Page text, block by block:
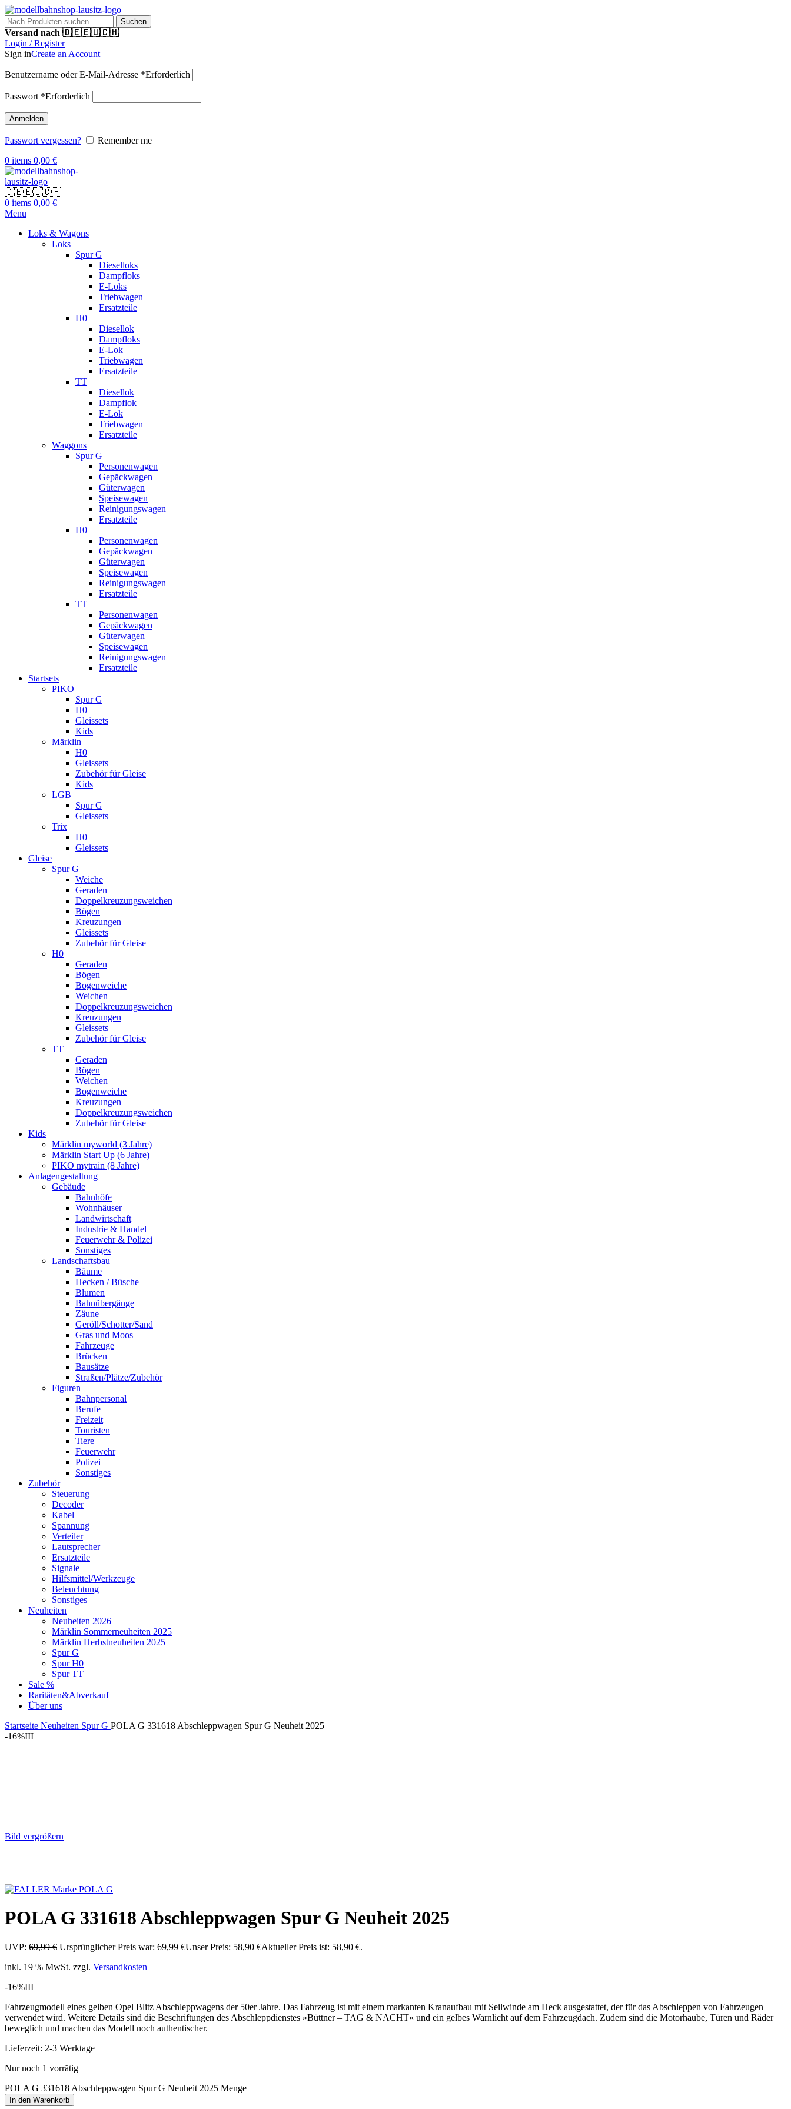
Suchen
Versand nach 🇩🇪🇪🇺🇨🇭
Login / Register
Sign inCreate an Account
Benutzername oder E-Mail-Adresse *Erforderlich
Passwort *Erforderlich
Anmelden
Passwort vergessen?
Remember me
0 items 0,00 €
🇩🇪🇪🇺🇨🇭
0 items 0,00 €
Menu
Loks & Wagons
Loks
Spur G
Dieselloks
Dampfloks
E-Loks
Triebwagen
Ersatzteile
H0
Diesellok
Dampfloks
E-Lok
Triebwagen
Ersatzteile
TT
Diesellok
Dampflok
E-Lok
Triebwagen
Ersatzteile
Waggons
Spur G
Personenwagen
Gepäckwagen
Güterwagen
Speisewagen
Reinigungswagen
Ersatzteile
H0
Personenwagen
Gepäckwagen
Güterwagen
Speisewagen
Reinigungswagen
Ersatzteile
TT
Personenwagen
Gepäckwagen
Güterwagen
Speisewagen
Reinigungswagen
Ersatzteile
Startsets
PIKO
Spur G
H0
Gleissets
Kids
Märklin
H0
Gleissets
Zubehör für Gleise
Kids
LGB
Spur G
Gleissets
Trix
H0
Gleissets
Gleise
Spur G
Weiche
Geraden
Doppelkreuzungsweichen
Bögen
Kreuzungen
Gleissets
Zubehör für Gleise
H0
Geraden
Bögen
Bogenweiche
Weichen
Doppelkreuzungsweichen
Kreuzungen
Gleissets
Zubehör für Gleise
TT
Geraden
Bögen
Weichen
Bogenweiche
Kreuzungen
Doppelkreuzungsweichen
Zubehör für Gleise
Kids
Märklin myworld (3 Jahre)
Märklin Start Up (6 Jahre)
PIKO mytrain (8 Jahre)
Anlagengestaltung
Gebäude
Bahnhöfe
Wohnhäuser
Landwirtschaft
Industrie & Handel
Feuerwehr & Polizei
Sonstiges
Landschaftsbau
Bäume
Hecken / Büsche
Blumen
Bahnübergänge
Zäune
Geröll/Schotter/Sand
Gras und Moos
Fahrzeuge
Brücken
Bausätze
Straßen/Plätze/Zubehör
Figuren
Bahnpersonal
Berufe
Freizeit
Touristen
Tiere
Feuerwehr
Polizei
Sonstiges
Zubehör
Steuerung
Decoder
Kabel
Spannung
Verteiler
Lautsprecher
Ersatzteile
Signale
Hilfsmittel/Werkzeuge
Beleuchtung
Sonstiges
Neuheiten
Neuheiten 2026
Märklin Sommerneuheiten 2025
Märklin Herbstneuheiten 2025
Spur G
Spur H0
Spur TT
Sale %
Raritäten&Abverkauf
Über uns
Startseite Neuheiten Spur G POLA G 331618 Abschleppwagen Spur G Neuheit 2025
-16%III
Bild vergrößern
POLA G 331618 Abschleppwagen Spur G Neuheit 2025
UVP: 69,99€ Ursprünglicher Preis war: 69,99 €Unser Preis: 58,90 €Aktueller Preis ist: 58,90 €.
inkl. 19 % MwSt. zzgl. Versandkosten
-16%III
Fahrzeugmodell eines gelben Opel Blitz Abschleppwagens der 50er Jahre. Das Fahrzeug ist mit einem markanten Kranaufbau mit Seilwinde am Heck ausgestattet, der für das Abschleppen von Fahrzeugen
verwendet wird. Weitere Details sind die Beschriftungen des Abschleppdienstes »Büttner – TAG & NACHT« und ein gelbes Warnlicht auf dem Fahrzeugdach. Zudem sind die Motorhaube, Türen und Räder
beweglich und machen das Modell noch authentischer.
Lieferzeit: 2-3 Werktage
Nur noch 1 vorrätig
POLA G 331618 Abschleppwagen Spur G Neuheit 2025 Menge
In den Warenkorb